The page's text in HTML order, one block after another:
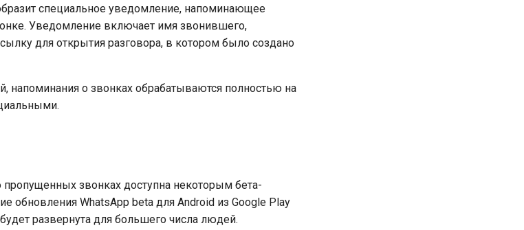
специальное уведомление, напоминающее
Уведомление включает имя звонившего,
для открытия разговора, в котором было создано
напоминания о звонках обрабатываются полностью на
звонках доступна некоторым бета-
обновления WhatsApp beta для Android из Google Play
развернута для большего числа людей.